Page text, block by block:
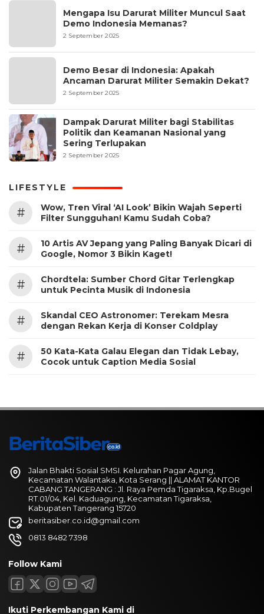
Mengapa Isu Darurat Militer Muncul Saat
Demo Indonesia Memanas?
2 September 2025
Demo Besar di Indonesia: Apakah
Ancaman Darurat Militer Semakin Dekat?
2 September 2025
Dampak Darurat Militer bagi Stabilitas
Politik dan Keamanan Nasional yang
Sering Terlupakan
2 September 2025
LIFESTYLE
#
Wow, Tren Viral ‘AI Look’ Bikin Wajah Seperti
Filter Sungguhan! Kamu Sudah Coba?
#
10 Artis AV Jepang yang Paling Banyak Dicari di
Google, Nomor 3 Bikin Kaget!
#
Chordtela: Sumber Chord Gitar Terlengkap
untuk Pecinta Musik di Indonesia
#
Skandal CEO Astronomer: Terekam Mesra
dengan Rekan Kerja di Konser Coldplay
#
50 Kata-Kata Galau Elegan dan Tidak Lebay,
Cocok untuk Caption Media Sosial
Jalan Bhakti Sosial SMSI. Kelurahan Pagar Agung,
Kecamatan Walantaka, Kota Serang || ALAMAT KANTOR
CABANG TANGERANG : Jl. Raya Pemda Tigaraksa, Kp.Bugel
RT.01/04, Kel. Kaduagung, Kecamatan Tigaraksa,
Kabupaten Tangerang 15720
beritasiber.co.id@gmail.com
0813 8482 7398
Follow Kami
Ikuti Perkembangan Kami di